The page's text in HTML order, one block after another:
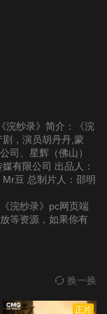
第24集
浣纱录》简介：《浣
，演员胡丹丹,蒙
司、星辉（佛山）
有限公司 出品人：
豆 总制片人：邵明
浣纱录》pc网页端
等资源，如果你有
换一换
正片